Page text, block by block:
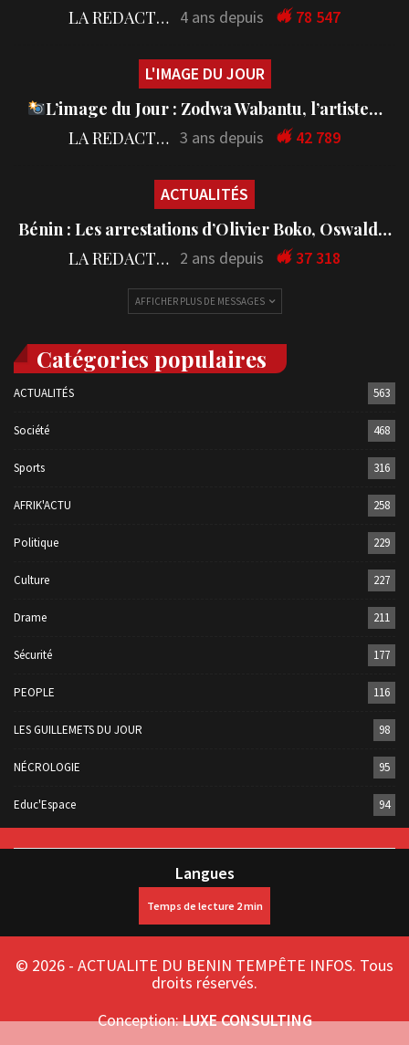
LA REDACTION 4 ans depuis 78 547
L'IMAGE DU JOUR
L’image du Jour : Zodwa Wabantu, l’artiste…
LA REDACTION 3 ans depuis 42 789
ACTUALITÉS
Bénin : Les arrestations d’Olivier Boko, Oswald…
LA REDACTION 2 ans depuis 37 318
AFFICHER PLUS DE MESSAGES
Catégories populaires
ACTUALITÉS 563
Société 468
Sports 316
AFRIK'ACTU 258
Politique 229
Culture 227
Drame 211
Sécurité 177
PEOPLE 116
LES GUILLEMETS DU JOUR 98
NÉCROLOGIE 95
Educ'Espace 94
Langues
© 2026 - ACTUALITE DU BENIN TEMPÊTE INFOS. Tous
droits réservés.
Conception:LUXE CONSULTING